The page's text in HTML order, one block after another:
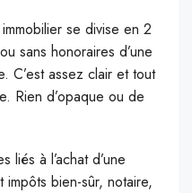
se divise en 2
sans honoraires d’une
C’est assez clair et tout
Rien d’opaque ou de
liés à l’achat d’une
bien-sûr, notaire,